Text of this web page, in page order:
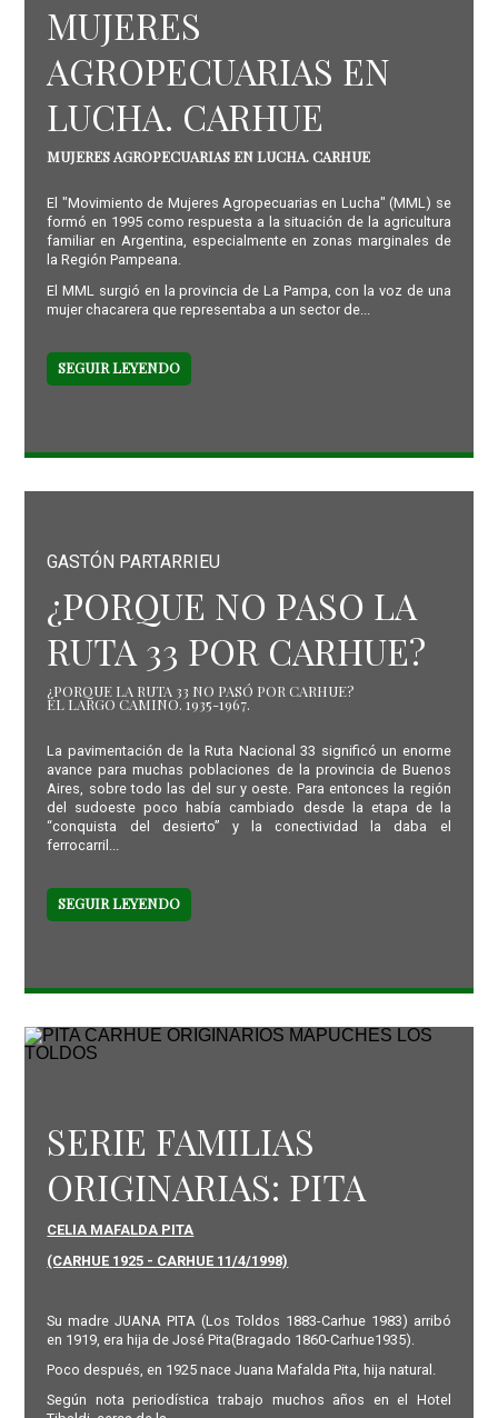
MUJERES
AGROPECUARIAS EN
LUCHA. CARHUE
MUJERES AGROPECUARIAS EN LUCHA. CARHUE
El "Movimiento de Mujeres Agropecuarias en Lucha" (MML) se
formó en 1995 como respuesta a la situación de la agricultura
familiar en Argentina, especialmente en zonas marginales de
la Región Pampeana.
El MML surgió en la provincia de La Pampa, con la voz de una
mujer chacarera que representaba a un sector de...
SEGUIR LEYENDO
GASTÓN PARTARRIEU
¿PORQUE NO PASO LA
RUTA 33 POR CARHUE?
¿PORQUE LA RUTA 33 NO PASÓ POR CARHUE?
EL LARGO CAMINO. 1935-1967.
La pavimentación de la Ruta Nacional 33 significó un enorme
avance para muchas poblaciones de la provincia de Buenos
Aires, sobre todo las del sur y oeste. Para entonces la región
del sudoeste poco había cambiado desde la etapa de la
“conquista del desierto” y la conectividad la daba el
ferrocarril...
SEGUIR LEYENDO
SERIE FAMILIAS
ORIGINARIAS: PITA
CELIA MAFALDA PITA
(CARHUE 1925 - CARHUE 11/4/1998)
Su madre JUANA PITA (Los Toldos 1883-Carhue 1983) arribó
en 1919, era hija de José Pita(Bragado 1860-Carhue1935).
Poco después, en 1925 nace Juana Mafalda Pita, hija natural.
Según nota periodística trabajo muchos años en el Hotel